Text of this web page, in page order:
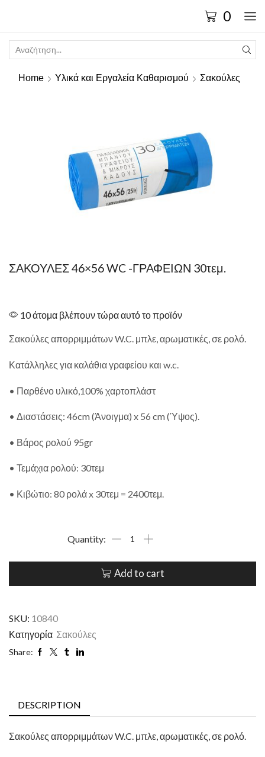
0
Home Υλικά και Εργαλεία Καθαρισμού Σακούλες
ΣΑΚΟΥΛΕΣ 46×56 WC -ΓΡΑΦΕΙΩΝ 30τεμ.
10 άτομα βλέπουν τώρα αυτό το προϊόν
Σακούλες απορριμμάτων W.C. μπλε, αρωματικές, σε ρολό.
Κατάλληλες για καλάθια γραφείου και w.c.
• Παρθένο υλικό,100% χαρτοπλάστ
• Διαστάσεις: 46cm (Άνοιγμα) x 56 cm (Ύψος).
• Βάρος ρολού 95gr
• Τεμάχια ρολού: 30τεμ
• Κιβώτιο: 80 ρολά x 30τεμ = 2400τεμ.
Add to cart
SKU: 10840
Κατηγορία Σακούλες
Share:
DESCRIPTION
Σακούλες απορριμμάτων W.C. μπλε, αρωματικές, σε ρολό.